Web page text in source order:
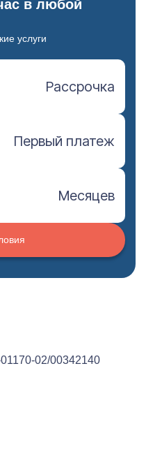
в любой
услуги
Рассрочка
Первый платеж
Месяцев
02/00342140